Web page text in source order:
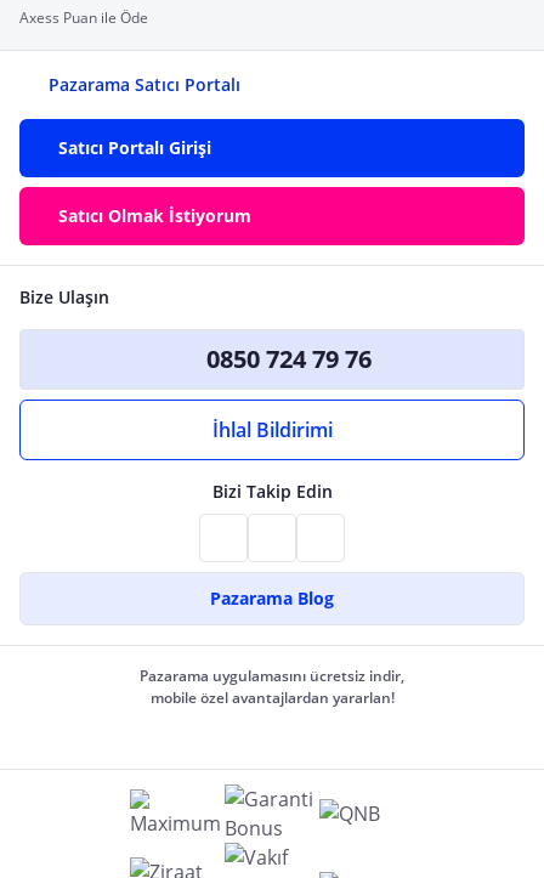
Axess Puan ile Öde
Pazarama Satıcı Portalı
Satıcı Portalı Girişi
Satıcı Olmak İstiyorum
Bize Ulaşın
0850 724 79 76
İhlal Bildirimi
Bizi Takip Edin
Pazarama Blog
Pazarama uygulamasını ücretsiz indir,
mobile özel avantajlardan yararlan!